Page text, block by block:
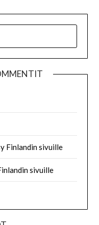
Finlandin sivuille
sivuille